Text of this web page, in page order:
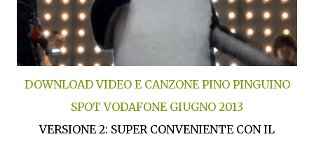
DOWNLOAD VIDEO E CANZONE PINO PINGUINO
SPOT VODAFONE GIUGNO 2013
VERSIONE 2: SUPER CONVENIENTE CON IL